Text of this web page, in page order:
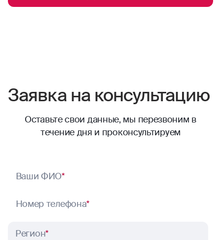
Заявка на консультацию
Оставьте свои данные, мы перезвоним в
течение дня и проконсультируем
Ваши ФИО*
Номер телефона*
Регион*